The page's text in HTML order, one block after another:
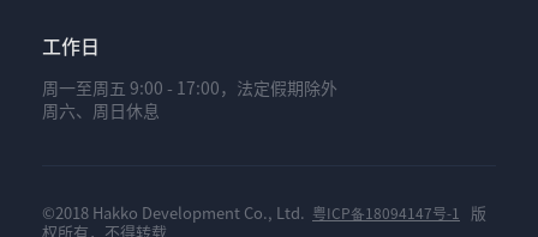
工作日
周一至周五 9:00 - 17:00，法定假期除外
周六、周日休息
©2018 Hakko Development Co., Ltd. 粤ICP备18094147号-1
版
权所有，不得转载